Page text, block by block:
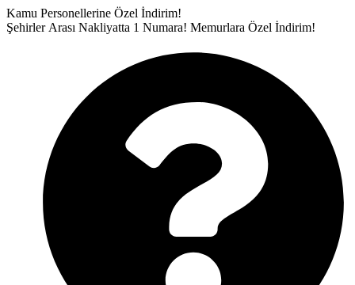
İçeriğe
atla
Kamu Personellerine Özel İndirim!
Şehirler Arası Nakliyatta 1 Numara! Memurlara Özel İndirim!